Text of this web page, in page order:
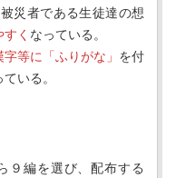
災者である生徒達の想
く なっている。
字等に「ふりがな」 を付
ている。
９編を選び、配布する